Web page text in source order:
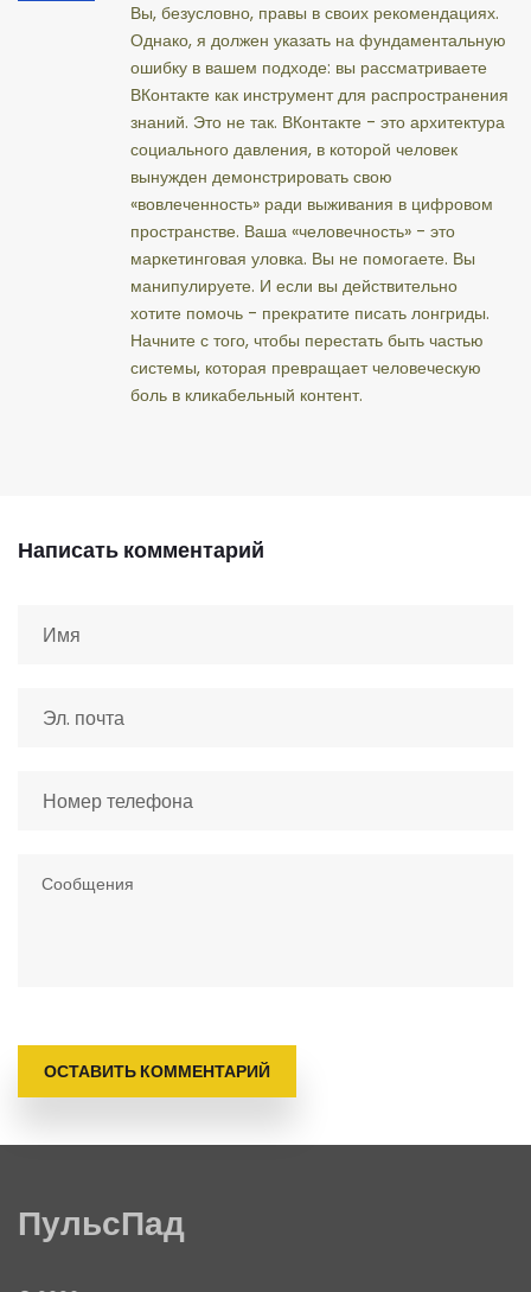
Вы, безусловно, правы в своих рекомендациях.
Однако, я должен указать на фундаментальную
ошибку в вашем подходе: вы рассматриваете
ВКонтакте как инструмент для распространения
знаний. Это не так. ВКонтакте - это архитектура
социального давления, в которой человек
вынужден демонстрировать свою
«вовлеченность» ради выживания в цифровом
пространстве. Ваша «человечность» - это
маркетинговая уловка. Вы не помогаете. Вы
манипулируете. И если вы действительно
хотите помочь - прекратите писать лонгриды.
Начните с того, чтобы перестать быть частью
системы, которая превращает человеческую
боль в кликабельный контент.
Написать комментарий
ОСТАВИТЬ КОММЕНТАРИЙ
ПульсПад